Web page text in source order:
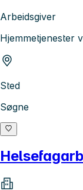
Arbeidsgiver
Hjemmetjenester
Sted
Søgne